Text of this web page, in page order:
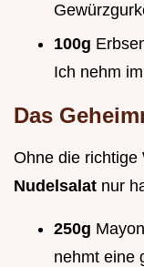
100g
Ich nehm
Das
Ohne die richtige
Nudelsalat nur
250g
nehmt eine